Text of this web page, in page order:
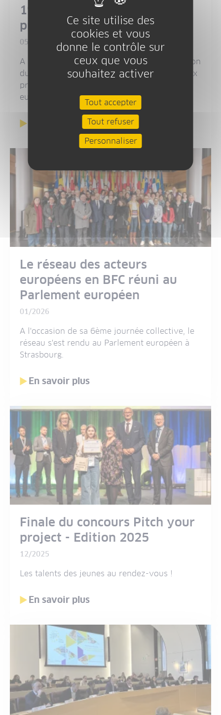
199 nouveaux projets
programmés
05/2026
A l'issue du comité régional de programmation
du 25 septembre 2025, ce sont 199 nouveaux
projets qui bénéficieront d'une aide
européenne.
En savoir plus
Le réseau des acteurs
européens en BFC réuni au
Parlement européen
01/2026
A l'occasion de sa 6ème journée collective, le
réseau s'est rendu au Parlement européen à
Strasbourg.
En savoir plus
Finale du concours Pitch your
project - Edition 2025
12/2025
Les talents des jeunes au rendez-vous !
En savoir plus
Ce site utilise des
cookies et vous
donne le contrôle sur
ceux que vous
souhaitez activer
Tout accepter
Tout refuser
Personnaliser